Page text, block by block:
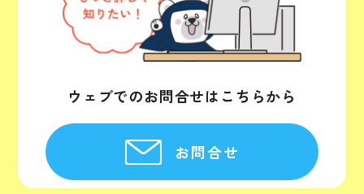
ウェブでのお問合せはこちらから
お問合せ